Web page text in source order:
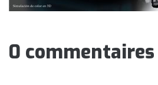
0 commentaires